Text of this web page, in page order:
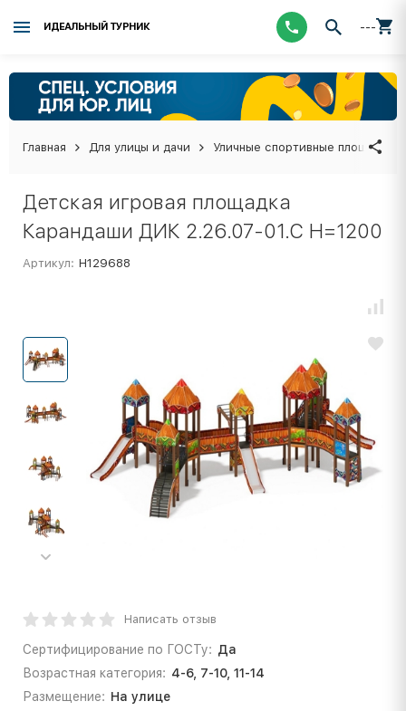
ИДЕАЛЬНЫЙ ТУРНИК ---
Главная Для улицы и дачи Уличные спортивные площадки
Детская игровая площадка
Карандаши ДИК 2.26.07-01.С Н=1200
Артикул: Н129688
Написать отзыв
Сертифицирование по ГОСТу: Да
Возрастная категория: 4-6, 7-10, 11-14
Размещение: На улице